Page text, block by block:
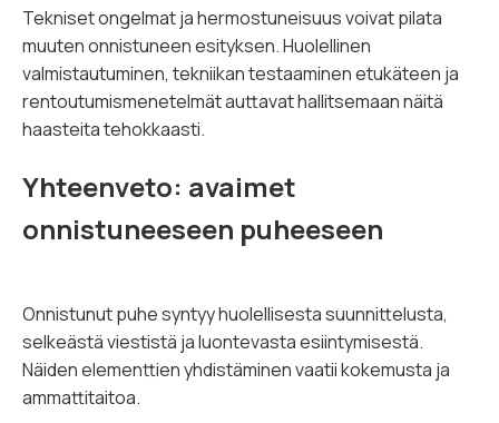
Tekniset ongelmat ja hermostuneisuus voivat pilata
muuten onnistuneen esityksen. Huolellinen
valmistautuminen, tekniikan testaaminen etukäteen ja
rentoutumismenetelmät auttavat hallitsemaan näitä
haasteita tehokkaasti.
Yhteenveto: avaimet
onnistuneeseen puheeseen
Onnistunut puhe syntyy huolellisesta suunnittelusta,
selkeästä viestistä ja luontevasta esiintymisestä.
Näiden elementtien yhdistäminen vaatii kokemusta ja
ammattitaitoa.